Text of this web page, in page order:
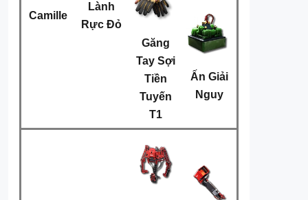
Camille
Lành
Rực Đỏ
Găng
Tay Sợi
Tiền
Tuyến
T1
Ấn Giải
Nguy